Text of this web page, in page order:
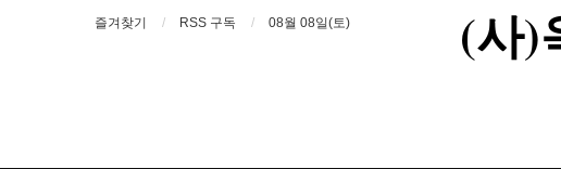
즐겨찾기 RSS 구독 08월 08일(토) (사)